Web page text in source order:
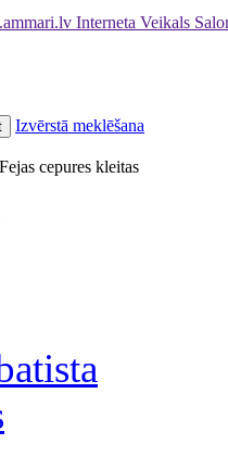
Interneta Veikals
Izvērstā meklēšana
Fejas cepures kleitas